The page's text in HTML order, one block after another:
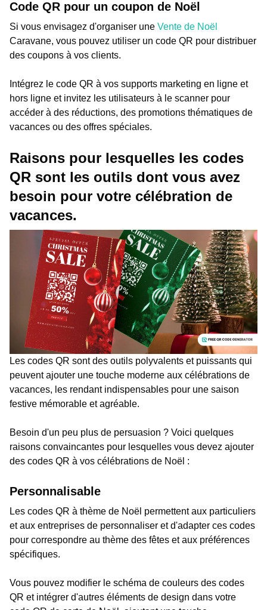
Code QR pour un coupon de Noël
Si vous envisagez d'organiser une Vente de Noël
Caravane, vous pouvez utiliser un code QR pour distribuer
des coupons à vos clients.
Intégrez le code QR à vos supports marketing en ligne et
hors ligne et invitez les utilisateurs à le scanner pour
accéder à des réductions, des promotions thématiques de
vacances ou des offres spéciales.
Raisons pour lesquelles les codes
QR sont les outils dont vous avez
besoin pour votre célébration de
vacances.
Les codes QR sont des outils polyvalents et puissants qui
peuvent ajouter une touche moderne aux célébrations de
vacances, les rendant indispensables pour une saison
festive mémorable et agréable.
Besoin d'un peu plus de persuasion ? Voici quelques
raisons convaincantes pour lesquelles vous devez ajouter
des codes QR à vos célébrations de Noël :
Personnalisable
Les codes QR à thème de Noël permettent aux particuliers
et aux entreprises de personnaliser et d'adapter ces codes
pour correspondre au thème des fêtes et aux préférences
spécifiques.
Vous pouvez modifier le schéma de couleurs des codes
QR et intégrer d'autres éléments de design dans votre